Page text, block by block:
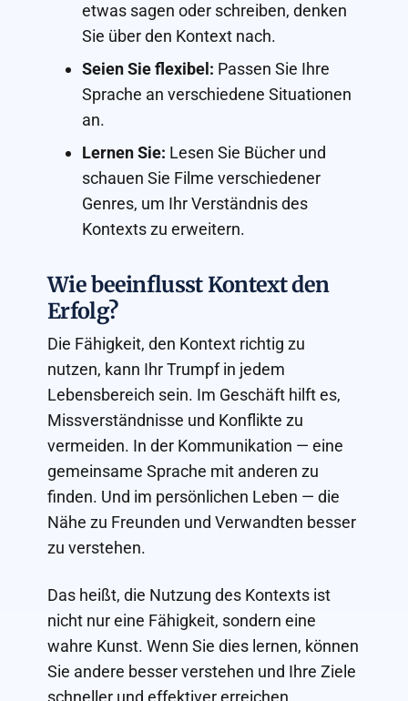
etwas sagen oder schreiben, denken
Sie über den Kontext nach.
Seien Sie flexibel: Passen Sie Ihre
Sprache an verschiedene Situationen
an.
Lernen Sie: Lesen Sie Bücher und
schauen Sie Filme verschiedener
Genres, um Ihr Verständnis des
Kontexts zu erweitern.
Wie beeinflusst Kontext den
Erfolg?
Die Fähigkeit, den Kontext richtig zu
nutzen, kann Ihr Trumpf in jedem
Lebensbereich sein. Im Geschäft hilft es,
Missverständnisse und Konflikte zu
vermeiden. In der Kommunikation — eine
gemeinsame Sprache mit anderen zu
finden. Und im persönlichen Leben — die
Nähe zu Freunden und Verwandten besser
zu verstehen.
Das heißt, die Nutzung des Kontexts ist
nicht nur eine Fähigkeit, sondern eine
wahre Kunst. Wenn Sie dies lernen, können
Sie andere besser verstehen und Ihre Ziele